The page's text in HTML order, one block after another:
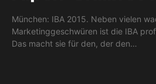
München: IBA 2015. Neben vielen
Marketinggeschwüren ist die IBA
Das macht sie für den, der den…